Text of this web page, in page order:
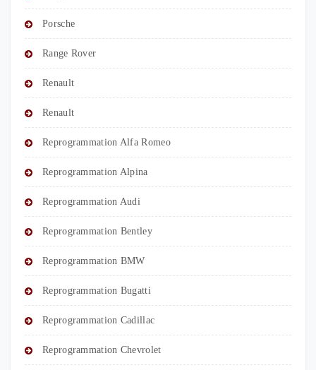
Porsche
Range Rover
Renault
Renault
Reprogrammation Alfa Romeo
Reprogrammation Alpina
Reprogrammation Audi
Reprogrammation Bentley
Reprogrammation BMW
Reprogrammation Bugatti
Reprogrammation Cadillac
Reprogrammation Chevrolet